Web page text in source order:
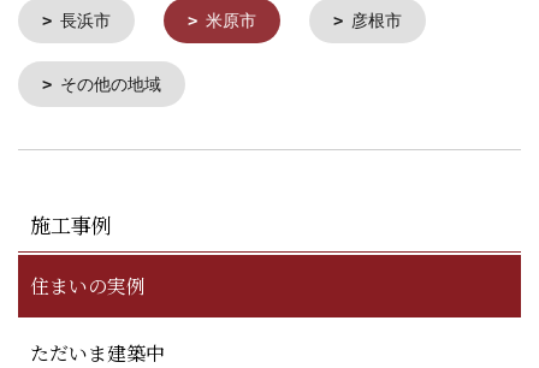
長浜市 米原市 彦根市
その他の地域
施工事例
住まいの実例
ただいま建築中